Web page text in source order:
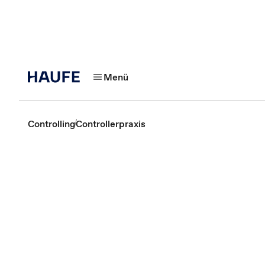
Menü
ControllingControllerpraxis